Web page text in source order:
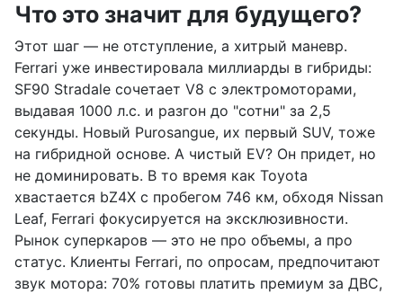
Что это значит для будущего?
Этот шаг — не отступление, а хитрый маневр.
Ferrari уже инвестировала миллиарды в гибриды:
SF90 Stradale сочетает V8 с электромоторами,
выдавая 1000 л.с. и разгон до "сотни" за 2,5
секунды. Новый Purosangue, их первый SUV, тоже
на гибридной основе. А чистый EV? Он придет, но
не доминировать. В то время как Toyota
хвастается bZ4X с пробегом 746 км, обходя Nissan
Leaf, Ferrari фокусируется на эксклюзивности.
Рынок суперкаров — это не про объемы, а про
статус. Клиенты Ferrari, по опросам, предпочитают
звук мотора: 70% готовы платить премиум за ДВС,